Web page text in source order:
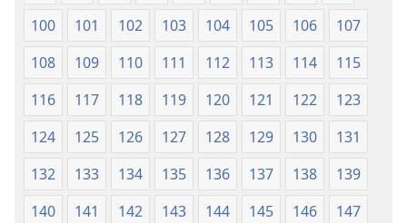
100
101 102 103 104 105 106
107
108
109 110 111 112 113 114
115
116
117 118 119 120 121 122
123
124
125 126 127 128 129 130
131
132
133 134 135 136 137 138
139
140
141 142 143 144 145 146
147